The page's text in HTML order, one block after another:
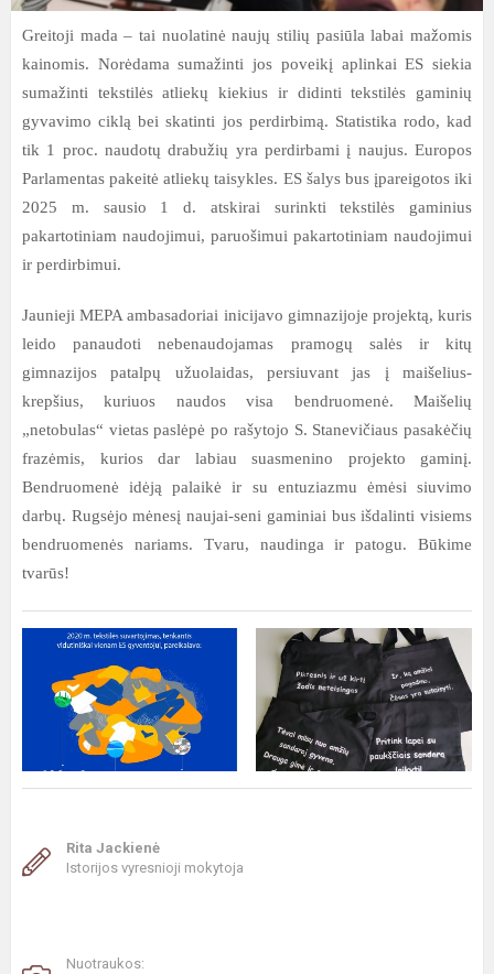
Greitoji mada – tai nuolatinė naujų stilių pasiūla labai mažomis
kainomis. Norėdama sumažinti jos poveikį aplinkai ES siekia
sumažinti tekstilės atliekų kiekius ir didinti tekstilės gaminių
gyvavimo ciklą bei skatinti jos perdirbimą. Statistika rodo, kad
tik 1 proc. naudotų drabužių yra perdirbami į naujus. Europos
Parlamentas pakeitė atliekų taisykles. ES šalys bus įpareigotos iki
2025 m. sausio 1 d. atskirai surinkti tekstilės gaminius
pakartotiniam naudojimui, paruošimui pakartotiniam naudojimui
ir perdirbimui.
Jaunieji MEPA ambasadoriai inicijavo gimnazijoje projektą, kuris
leido panaudoti nebenaudojamas pramogų salės ir kitų
gimnazijos patalpų užuolaidas, persiuvant jas į maišelius-
krepšius, kuriuos naudos visa bendruomenė. Maišelių
„netobulas“ vietas paslėpė po rašytojo S. Stanevičiaus pasakėčių
frazėmis, kurios dar labiau suasmenino projekto gaminį.
Bendruomenė idėją palaikė ir su entuziazmu ėmėsi siuvimo
darbų. Rugsėjo mėnesį naujai-seni gaminiai bus išdalinti visiems
bendruomenės nariams. Tvaru, naudinga ir patogu. Būkime
tvarūs!
Rita Jackienė
Istorijos vyresnioji mokytoja
Nuotraukos: